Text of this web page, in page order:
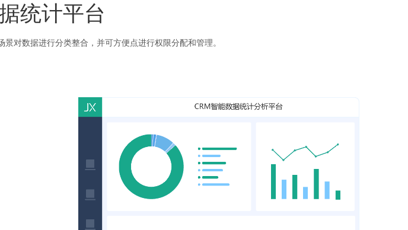
统计平台
对数据进行分类整合，并可方便点进行权限分配和管理。